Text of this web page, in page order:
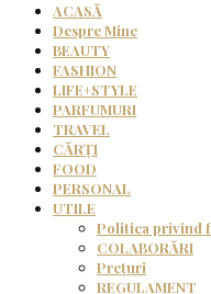
ACASĂ
Despre Mine
BEAUTY
FASHION
LIFE+STYLE
PARFUMURI
TRAVEL
CĂRȚI
FOOD
PERSONAL
UTILE
Politica privind
COLABORĂRI
Prețuri
REGULAMENT